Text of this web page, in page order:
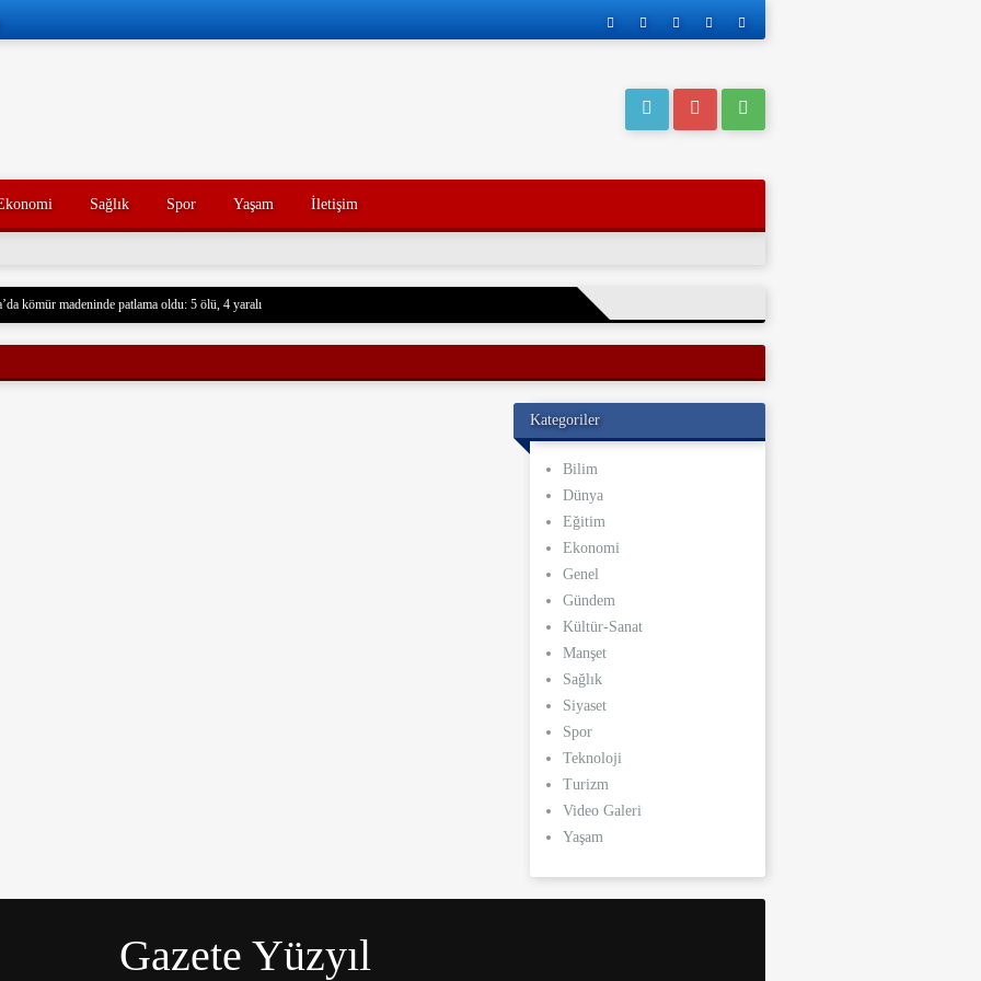
Sağlık Spor Yaşam İletişim
kömür madeninde patlama oldu: 5 ölü, 4 yaralı
hayatını kaybeden oğlunun trajik ölümünü yaşayan bir baba, acı dolu bir tesadüf sonucu aynı kaderi
ölümünden tam 7 yıl sonra, baba da geçirdiği bir kaza sonucu hayatını kaybetti. Aile üyeleri ve yakınları, bu
Kategoriler
Bilim
Dünya
Eğitim
Ekonomi
Genel
Gündem
Kültür-Sanat
Manşet
Sağlık
Siyaset
Spor
Teknoloji
Turizm
Video Galeri
Yaşam
Gazete Yüzyıl